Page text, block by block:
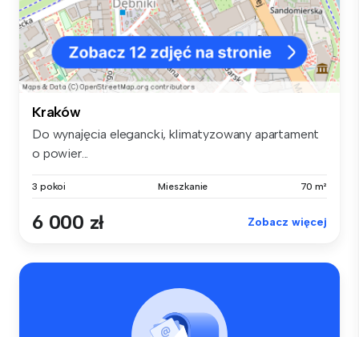
Kraków
Do wynajęcia elegancki, klimatyzowany apartament
o powier...
3 pokoi Mieszkanie 70 m²
6 000 zł Zobacz więcej